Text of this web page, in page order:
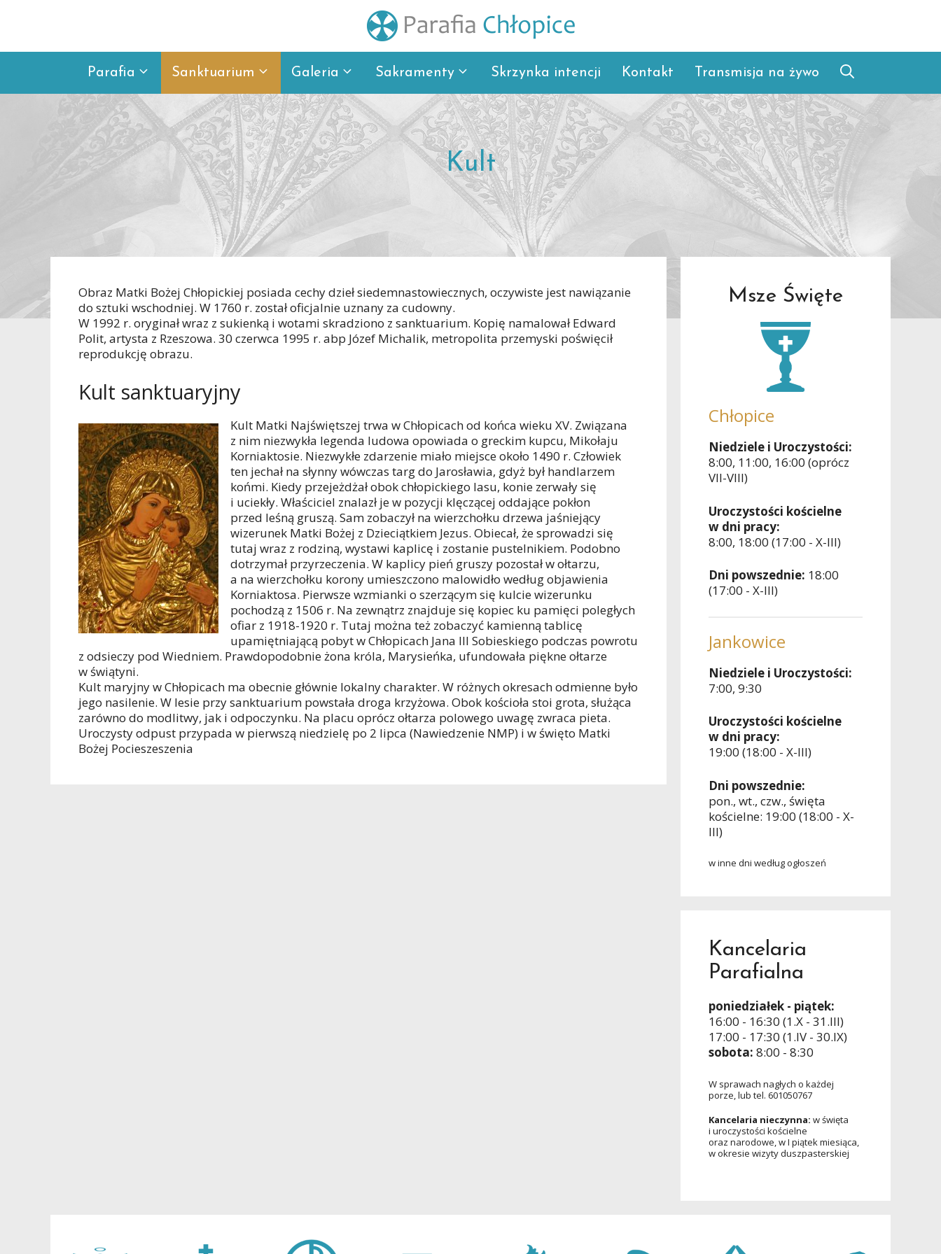
Parafia Sanktuarium Galeria Sakramenty Skrzynka intencji Kontakt Transmisja na żywo
Kult
Obraz Matki Bożej Chłopickiej posiada cechy dzieł siedemnastowiecznych, oczywiste jest nawiązanie
do sztuki wschodniej. W 1760 r. został oficjalnie uznany za cudowny.
W 1992 r. oryginał wraz z sukienką i wotami skradziono z sanktuarium. Kopię namalował Edward
Polit, artysta z Rzeszowa. 30 czerwca 1995 r. abp Józef Michalik, metropolita przemyski poświęcił
reprodukcję obrazu.
Kult sanktuaryjny
Kult Matki Najświętszej trwa w Chłopicach od końca wieku XV. Związana
z nim niezwykła legenda ludowa opowiada o greckim kupcu, Mikołaju
Korniaktosie. Niezwykłe zdarzenie miało miejsce około 1490 r. Człowiek
ten jechał na słynny wówczas targ do Jarosławia, gdyż był handlarzem
końmi. Kiedy przejeżdżał obok chłopickiego lasu, konie zerwały się
i uciekły. Właściciel znalazł je w pozycji klęczącej oddające pokłon
przed leśną gruszą. Sam zobaczył na wierzchołku drzewa jaśniejący
wizerunek Matki Bożej z Dzieciątkiem Jezus. Obiecał, że sprowadzi się
tutaj wraz z rodziną, wystawi kaplicę i zostanie pustelnikiem. Podobno
dotrzymał przyrzeczenia. W kaplicy pień gruszy pozostał w ołtarzu,
a na wierzchołku korony umieszczono malowidło według objawienia
Korniaktosa. Pierwsze wzmianki o szerzącym się kulcie wizerunku
pochodzą z 1506 r. Na zewnątrz znajduje się kopiec ku pamięci poległych
ofiar z 1918-1920 r. Tutaj można też zobaczyć kamienną tablicę
upamiętniającą pobyt w Chłopicach Jana III Sobieskiego podczas powrotu
z odsieczy pod Wiedniem. Prawdopodobnie żona króla, Marysieńka, ufundowała piękne ołtarze
w świątyni.
Kult maryjny w Chłopicach ma obecnie głównie lokalny charakter. W różnych okresach odmienne było
jego nasilenie. W lesie przy sanktuarium powstała droga krzyżowa. Obok kościoła stoi grota, służąca
zarówno do modlitwy, jak i odpoczynku. Na placu oprócz ołtarza polowego uwagę zwraca pieta.
Uroczysty odpust przypada w pierwszą niedzielę po 2 lipca (Nawiedzenie NMP) i w święto Matki
Bożej Pocieszeszenia
Msze Święte
Chłopice
Niedziele i Uroczystości:
8:00, 11:00, 16:00 (oprócz
VII-VIII)
Uroczystości kościelne
w dni pracy:
8:00, 18:00 (17:00 - X-III)
Dni powszednie: 18:00
(17:00 - X-III)
Jankowice
Niedziele i Uroczystości:
7:00, 9:30
Uroczystości kościelne
w dni pracy:
19:00 (18:00 - X-III)
Dni powszednie:
pon., wt., czw., święta
kościelne: 19:00 (18:00 - X-
III)
w inne dni według ogłoszeń
Kancelaria
Parafialna
poniedziałek - piątek:
16:00 - 16:30 (1.X - 31.III)
17:00 - 17:30 (1.IV - 30.IX)
sobota: 8:00 - 8:30
W sprawach nagłych o każdej
porze, lub tel. 601050767
Kancelaria nieczynna: w święta
i uroczystości kościelne
oraz narodowe, w I piątek miesiąca,
w okresie wizyty duszpasterskiej